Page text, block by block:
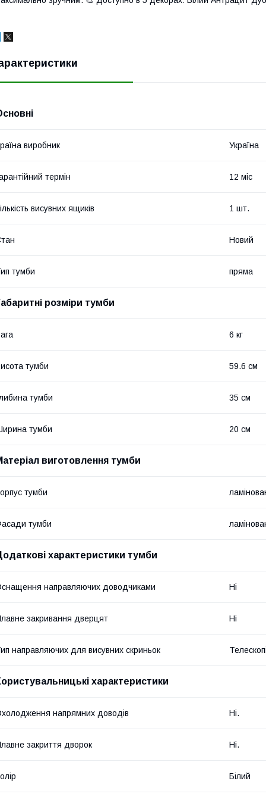
виробник Україна
термін 12 міс
висувних ящиків 1 шт.
Новий
тумби пряма
розміри тумби
6 кг
тумби 59.6 см
тумби 35 см
тумби 20 см
виготовлення тумби
тумби
тумби
характеристики тумби
направляючих доводчиками Ні
закривання дверцят Ні
направляючих для висувних скриньок
характеристики
напрямних доводів Ні.
закриття дворок Ні.
Білий